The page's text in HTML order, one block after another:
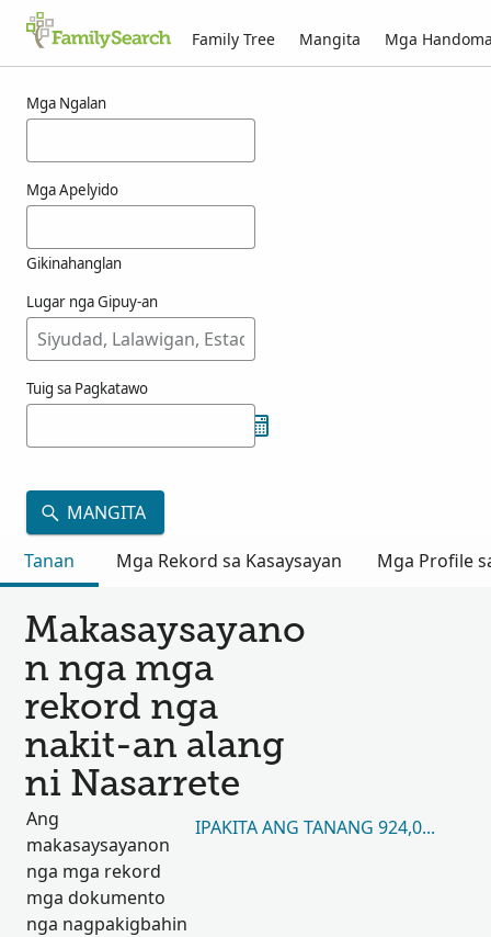
Family Tree Mangita Mga
Mga Ngalan
Mga Apelyido
Gikinahanglan
Lugar nga Gipuy-an
Tuig sa Pagkatawo
MANGITA
Tanan
Mga Rekord sa Kasaysayan Mga Profile
Makasaysayano
n nga mga
rekord nga
nakit-an alang
ni Nasarrete
Ang
makasaysayanon
nga mga rekord
mga dokumento
nga nagpakigbahin
IPAKITA ANG TANANG 924,016